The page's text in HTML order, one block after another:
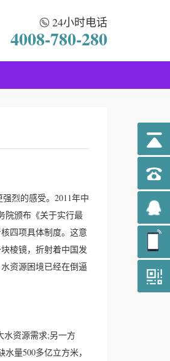
24小时电话
4008-780-280
烈的感受。2011年中
院颁布《关于实行最
四项具体制度。这意
棱镜，折射着中国发
资源困境已经在倒逼
资源需求;另一方
量500多亿立方米，